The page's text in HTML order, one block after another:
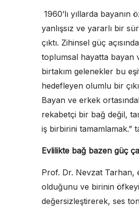
1960’lı yıllarda
yanlışsız ve yararlı bir
çıktı. Zihinsel güç
toplumsal hayatta bayan
birtakım gelenekler bu
hedefleyen olumlu bir
Bayan ve erkek
rekabetçi bir bağ değil,
iş birbirini tamamlamak.”
Evlilikte bağ bazen güç
Prof. Dr. Nevzat Tarhan,
olduğunu ve birinin öfkeyi
değersizleştirerek, ses